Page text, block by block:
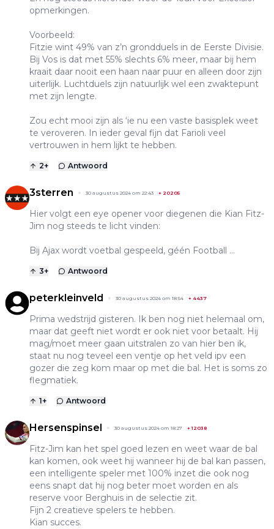
opmerkingen.
Voorbeeld:
Fitzie wint 49% van z’n grondduels in de Eerste Divisie.
Bij Vos is dat met 55% slechts 6% meer, maar bij hem
kraait daar nooit een haan naar puur en alleen door zijn
uiterlijk. Luchtduels zijn natuurlijk wel een zwaktepunt
met zijn lengte.
Zou echt mooi zijn als ‘ie nu een vaste basisplek weet
te veroveren. In ieder geval fijn dat Farioli veel
vertrouwen in hem lijkt te hebben.
2+ Antwoord
3sterren 30 augustus 2024 om 22:43 + 20205
Hier volgt een eye opener voor diegenen die Kian Fitz-
Jim nog steeds te licht vinden:
Bij Ajax wordt voetbal gespeeld, géén Football ...
3+ Antwoord
peterkleinveld 30 augustus 2024 om 18:54 + 4437
Prima wedstrijd gisteren. Ik ben nog niet helemaal om,
maar dat geeft niet wordt er ook niet voor betaalt. Hij
mag/moet meer gaan uitstralen zo van hier ben ik,
staat nu nog teveel een ventje op het veld ipv een
gozer die zeg kom maar op met die bal. Het is soms zo
flegmatiek.
1+ Antwoord
Hersenspinsel 30 augustus 2024 om 18:27 +12038
Fitz-Jim kan het spel goed lezen en weet waar de bal
kan komen, ook weet hij wanneer hij de bal kan passen,
een intelligente speler met 100% inzet die ook nog
eens snapt dat hij nog beter moet worden en als
reserve voor Berghuis in de selectie zit.
Fijn 2 creatieve spelers te hebben.
Kian succes.